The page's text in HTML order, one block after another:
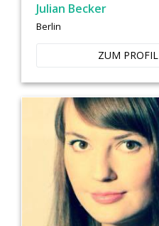
Julian Becker
Berlin
ZUM PROFIL